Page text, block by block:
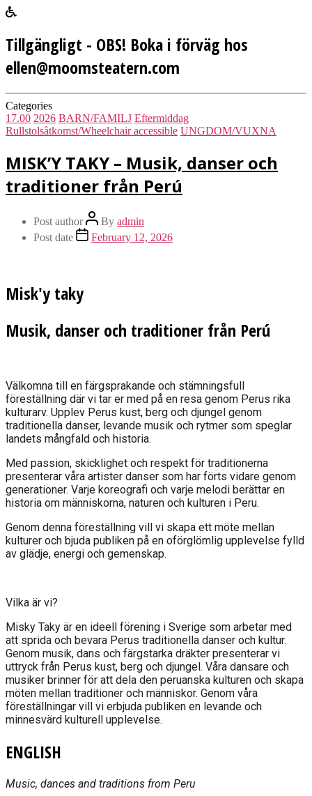
Tillgängligt - OBS! Boka i förväg hos
ellen@moomsteatern.com
Categories
17.00 2026 BARN/FAMILJ Eftermiddag
Rullstolsåtkomst/Wheelchair accessible UNGDOM/VUXNA
MISK’Y TAKY – Musik, danser och
traditioner från Perú
Post author By admin
Post date
February 12, 2026
Misk'y taky
Musik, danser och traditioner från Perú
Välkomna till en färgsprakande och stämningsfull
föreställning där vi tar er med på en resa genom Perus rika
kulturarv. Upplev Perus kust, berg och djungel genom
traditionella danser, levande musik och rytmer som speglar
landets mångfald och historia.
Med passion, skicklighet och respekt för traditionerna
presenterar våra artister danser som har förts vidare genom
generationer. Varje koreografi och varje melodi berättar en
historia om människorna, naturen och kulturen i Peru.
Genom denna föreställning vill vi skapa ett möte mellan
kulturer och bjuda publiken på en oförglömlig upplevelse fylld
av glädje, energi och gemenskap.
Vilka är vi?
Misky Taky är en ideell förening i Sverige som arbetar med
att sprida och bevara Perus traditionella danser och kultur.
Genom musik, dans och färgstarka dräkter presenterar vi
uttryck från Perus kust, berg och djungel. Våra dansare och
musiker brinner för att dela den peruanska kulturen och skapa
möten mellan traditioner och människor. Genom våra
föreställningar vill vi erbjuda publiken en levande och
minnesvärd kulturell upplevelse.
ENGLISH
Music, dances and traditions from Peru